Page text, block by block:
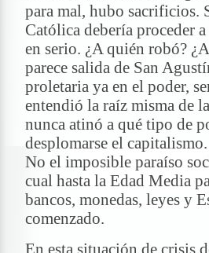
para mal, hubo sacrificios.
Católica debería proceder
en serio. ¿A quién robó?
parece salida de San
proletaria ya en el poder,
entendió la raíz misma de
nunca atinó a qué tipo de
desplomarse el
No el imposible paraíso
cual hasta la Edad Media
bancos, monedas, leyes y
comenzado.
En esta situación de crisis